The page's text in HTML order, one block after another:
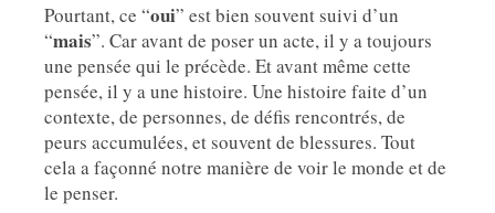
Pourtant, ce “oui” est bien souvent suivi d’un
“mais”. Car avant de poser un acte, il y a toujours
une pensée qui le précède. Et avant même cette
pensée, il y a une histoire. Une histoire faite d’un
contexte, de personnes, de défis rencontrés, de
peurs accumulées, et souvent de blessures. Tout
cela a façonné notre manière de voir le monde et de
le penser.